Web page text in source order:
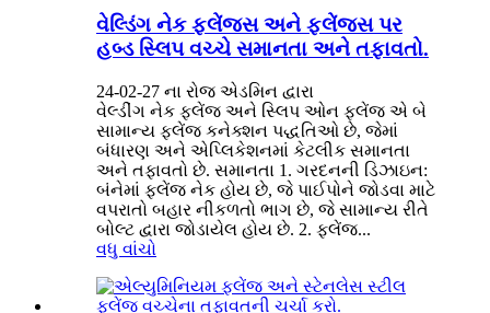
વેલ્ડિંગ નેક ફ્લેંજ્સ અને ફ્લેંજ્સ પર
હબ્ડ સ્લિપ વચ્ચે સમાનતા અને તફાવતો.
24-02-27 ના રોજ એડમિન દ્વારા
વેલ્ડીંગ નેક ફ્લેંજ અને સ્લિપ ઓન ફ્લેંજ એ બે
સામાન્ય ફ્લેંજ કનેક્શન પદ્ધતિઓ છે, જેમાં
બંધારણ અને એપ્લિકેશનમાં કેટલીક સમાનતા
અને તફાવતો છે. સમાનતા 1. ગરદનની ડિઝાઇન:
બંનેમાં ફ્લેંજ નેક હોય છે, જે પાઈપોને જોડવા માટે
વપરાતો બહાર નીકળતો ભાગ છે, જે સામાન્ય રીતે
બોલ્ટ દ્વારા જોડાયેલ હોય છે. 2. ફ્લેંજ...
વધુ વાંચો